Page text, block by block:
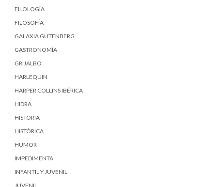
FILOLOGÍA
FILOSOFÍA
GALAXIA GUTENBERG
GASTRONOMÍA
GRIJALBO
HARLEQUIN
HARPER COLLINS IBÉRICA
HIDRA
HISTORIA
HISTÓRICA
HUMOR
IMPEDIMENTA
INFANTIL Y JUVENIL
JUVENIL